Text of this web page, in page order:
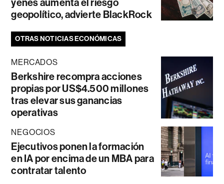
geopolítico, advierte BlackRock
OTRAS NOTICIAS ECONÓMICAS
MERCADOS
Berkshire recompra acciones
propias por US$4.500 millones
tras elevar sus ganancias
operativas
NEGOCIOS
Ejecutivos ponen la formación
en IA por encima de un MBA para
contratar talento